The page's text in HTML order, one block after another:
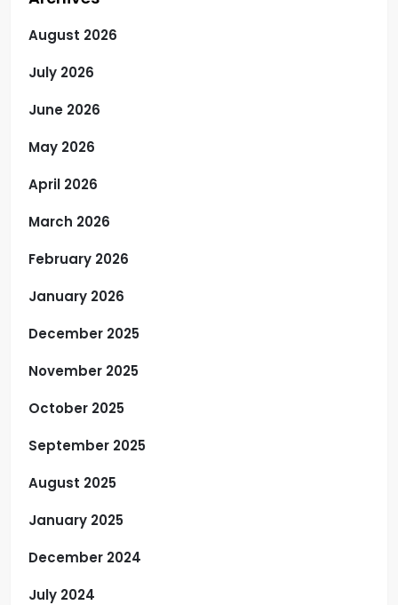
August 2026
July 2026
June 2026
May 2026
April 2026
March 2026
February 2026
January 2026
December 2025
November 2025
October 2025
September 2025
August 2025
January 2025
December 2024
July 2024